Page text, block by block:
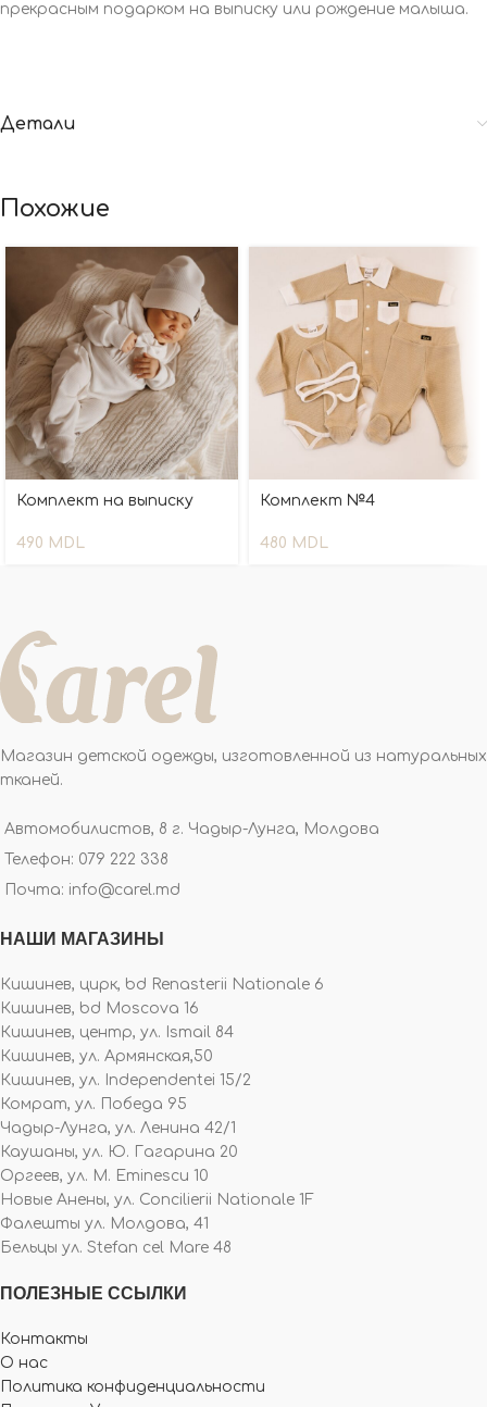
прекрасным подарком на выписку или рождение малыша.
Детали
Похожие
Комплект на выписку
490 MDL
Комплект №4
480 MDL
Магазин детской одежды, изготовленной из натуральных
тканей.
Автомобилистов, 8 г. Чадыр-Лунга, Молдова
Телефон: 079 222 338
Почта: info@carel.md
НАШИ МАГАЗИНЫ
Кишинев, цирк, bd Renasterii Nationale 6
Кишинев, bd Moscova 16
Кишинев, центр, ул. Ismail 84
Кишинев, ул. Армянская,50
Кишинев, ул. Independentei 15/2
Комрат, ул. Победа 95
Чадыр-Лунга, ул. Ленина 42/1
Каушаны, ул. Ю. Гагарина 20
Оргеев, ул. M. Eminescu 10
Новые Анены, ул. Concilierii Nationale 1F
Фалешты ул. Молдова, 41
Бельцы ул. Stefan cel Mare 48
ПОЛЕЗНЫЕ ССЫЛКИ
Контакты
О нас
Политика конфиденциальности